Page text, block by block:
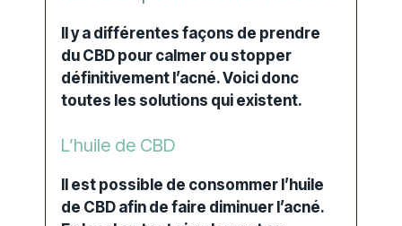
Il y a différentes façons de prendre
du CBD pour calmer ou stopper
définitivement l’acné. Voici donc
toutes les solutions qui existent.
L’huile de CBD
Il est possible de consommer l’huile
de CBD afin de faire diminuer l’acné.